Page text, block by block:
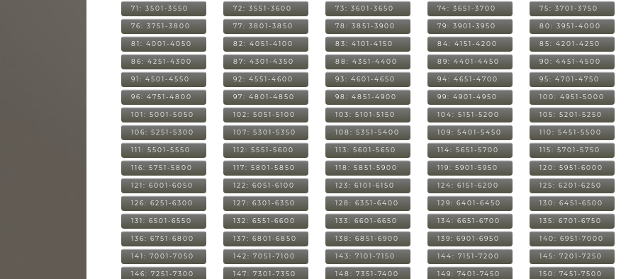
71: 3501-3550 72: 3551-3600 73: 3601-3650 74: 3651-3700 75: 3701-3750
76: 3751-3800 77: 3801-3850 78: 3851-3900 79: 3901-3950 80: 3951-4000
81: 4001-4050 82: 4051-4100 83: 4101-4150 84: 4151-4200 85: 4201-4250
86: 4251-4300 87: 4301-4350 88: 4351-4400 89: 4401-4450 90: 4451-4500
91: 4501-4550 92: 4551-4600 93: 4601-4650 94: 4651-4700 95: 4701-4750
96: 4751-4800 97: 4801-4850 98: 4851-4900 99: 4901-4950 100: 4951-5000
101: 5001-5050 102: 5051-5100 103: 5101-5150 104: 5151-5200 105: 5201-5250
106: 5251-5300 107: 5301-5350 108: 5351-5400 109: 5401-5450 110: 5451-5500
111: 5501-5550 112: 5551-5600 113: 5601-5650 114: 5651-5700 115: 5701-5750
116: 5751-5800 117: 5801-5850 118: 5851-5900 119: 5901-5950 120: 5951-6000
121: 6001-6050 122: 6051-6100 123: 6101-6150 124: 6151-6200 125: 6201-6250
126: 6251-6300 127: 6301-6350 128: 6351-6400 129: 6401-6450 130: 6451-6500
131: 6501-6550 132: 6551-6600 133: 6601-6650 134: 6651-6700 135: 6701-6750
136: 6751-6800 137: 6801-6850 138: 6851-6900 139: 6901-6950 140: 6951-7000
141: 7001-7050 142: 7051-7100 143: 7101-7150 144: 7151-7200 145: 7201-7250
146: 7251-7300 147: 7301-7350 148: 7351-7400 149: 7401-7450 150: 7451-7500